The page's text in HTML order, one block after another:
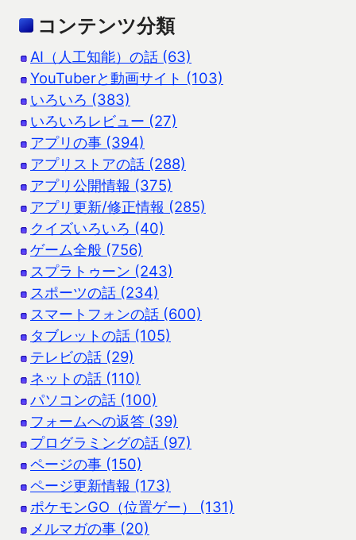
コンテンツ分類
AI（人工知能）の話 (63)
YouTuberと動画サイト (103)
いろいろ (383)
いろいろレビュー (27)
アプリの事 (394)
アプリストアの話 (288)
アプリ公開情報 (375)
アプリ更新/修正情報 (285)
クイズいろいろ (40)
ゲーム全般 (756)
スプラトゥーン (243)
スポーツの話 (234)
スマートフォンの話 (600)
タブレットの話 (105)
テレビの話 (29)
ネットの話 (110)
パソコンの話 (100)
フォームへの返答 (39)
プログラミングの話 (97)
ページの事 (150)
ページ更新情報 (173)
ポケモンGO（位置ゲー） (131)
メルマガの事 (20)